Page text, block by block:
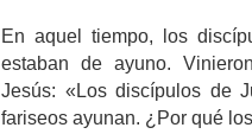
En aquel tiempo, los
estaban de ayuno.
Jesús: «Los discípulos de
fariseos ayunan. ¿Por qué